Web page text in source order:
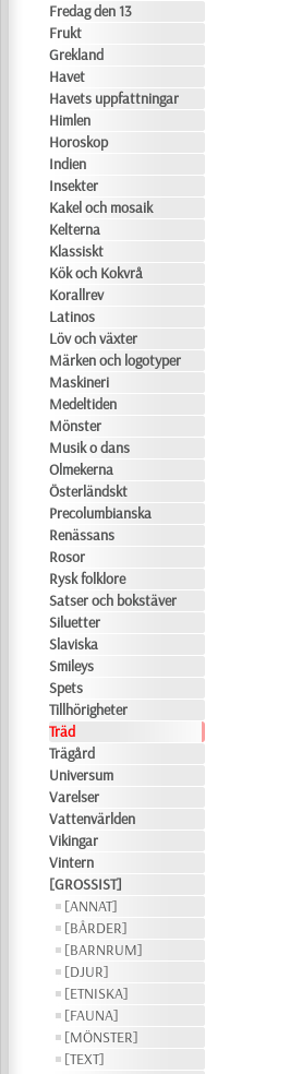
Fredag den 13
Frukt
Grekland
Havet
Havets uppfattningar
Himlen
Horoskop
Indien
Insekter
Kakel och mosaik
Kelterna
Klassiskt
Kök och Kokvrå
Korallrev
Latinos
Löv och växter
Märken och logotyper
Maskineri
Medeltiden
Mönster
Musik o dans
Olmekerna
Österländskt
Precolumbianska
Renässans
Rosor
Rysk folklore
Satser och bokstäver
Siluetter
Slaviska
Smileys
Spets
Tillhörigheter
Träd
Trägård
Universum
Varelser
Vattenvärlden
Vikingar
Vintern
[GROSSIST]
[ANNAT]
[BÅRDER]
[BARNRUM]
[DJUR]
[ETNISKA]
[FAUNA]
[MÖNSTER]
[TEXT]